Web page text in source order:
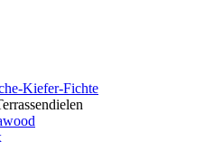
Kiefer-Fichte